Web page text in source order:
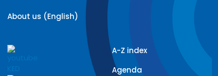
About us (English)
A-Z index
Agenda